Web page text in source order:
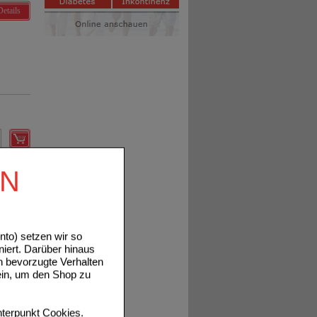
setzen wir so
Darüber hinaus
bevorzugte Verhalten
um den Shop zu
Cookies.
Details